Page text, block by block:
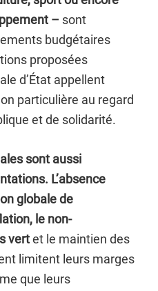
– sont
budgétaires
proposées
d’État appellent
particulière au regard
et de solidarité.
sont aussi
L’absence
globale de
le non-
vertet le maintien des
limitent leurs marges
que leurs